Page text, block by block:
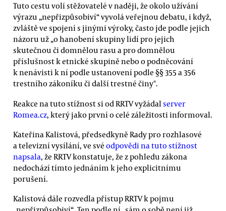
Tuto cestu volí stěžovatelé v naději, že okolo užívání
výrazu „nepřizpůsobiví“ vyvolá veřejnou debatu, i když,
zvláště ve spojení s jinými výroky, často jde podle jejich
názoru už „o hanobení skupiny lidí pro jejich
skutečnou či domnělou rasu a pro domnělou
příslušnost k etnické skupině nebo o podněcování
k nenávisti k ní podle ustanovení podle §§ 355 a 356
trestního zákoníku či další trestné činy".
Reakce na tuto stížnost si od RRTV vyžádal server
Romea.cz, který jako první o celé záležitosti informoval.
Kateřina Kalistová, předsedkyně Rady pro rozhlasové
a televizní vysílání, ve své odpovědi na tuto stížnost
napsala, že RRTV konstatuje, že z pohledu zákona
nedochází tímto jednáním k jeho explicitnímu
porušení.
Kalistová dále rozvedla přístup RRTV k pojmu